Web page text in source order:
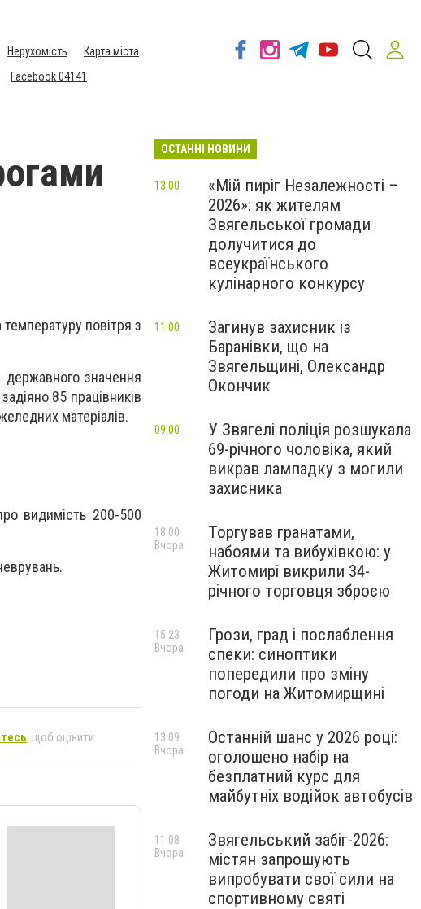
Нерухомість
Карта міста
Facebook 04141
повітря з
державного значення
85 працівників
матеріалів.
видимість 200-500
, щоб оцінити
ОСТАННІ НОВИНИ
«Мій пиріг Незалежності –
2026»: як жителям
Звягельської громади
долучитися до
всеукраїнського
кулінарного конкурсу
13:00
Загинув захисник із
Баранівки, що на
Звягельщині, Олександр
Окончик
11:00
У Звягелі поліція розшукала
69-річного чоловіка, який
викрав лампадку з могили
захисника
09:00
Торгував гранатами,
набоями та вибухівкою: у
Житомирі викрили 34-
річного торговця зброєю
18:00
Вчора
Грози, град і послаблення
спеки: синоптики
попередили про зміну
погоди на Житомирщині
15:23
Вчора
Останній шанс у 2026 році:
оголошено набір на
безплатний курс для
майбутніх водійок автобусів
13:09
Вчора
Звягельський забіг-2026:
містян запрошують
випробувати свої сили на
спортивному святі
11:08
Вчора